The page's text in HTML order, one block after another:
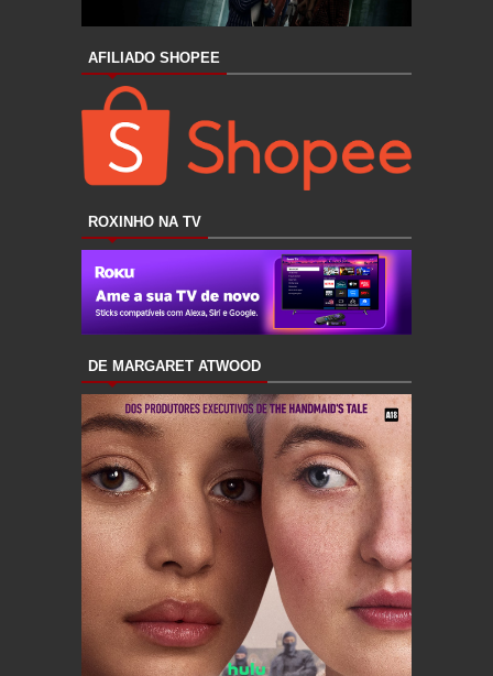
AFILIADO SHOPEE
ROXINHO NA TV
DE MARGARET ATWOOD